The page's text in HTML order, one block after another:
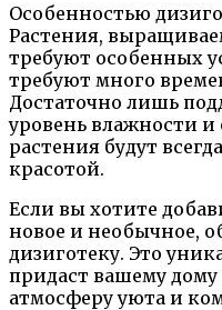
Особенностью
Растения,
требуют особенных
требуют много
Достаточно лишь
уровень влажности
растения будут
красотой.
Если вы хотите
новое и необычное,
дизиготеку. Это
придаст вашему
атмосферу уюта и